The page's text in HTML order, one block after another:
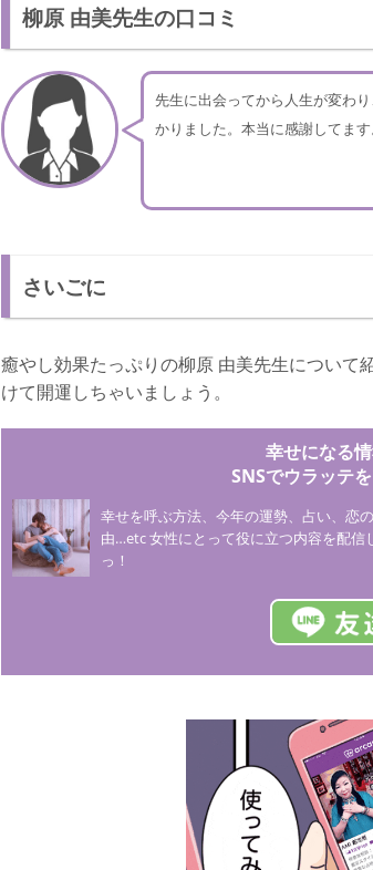
柳原 由美先生の口コミ
先生に出会ってから人生が変わ
かりました。本当に感謝してます
さいごに
癒やし効果たっぷりの柳原 由美先生について
けて開運しちゃいましょう。
幸せになる
SNSでウラッテ
幸せを呼ぶ方法、今年の運勢、占い、恋
由…etc 女性にとって役に立つ内容を配
っ！